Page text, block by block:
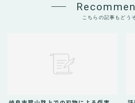
こちらの記事もどう